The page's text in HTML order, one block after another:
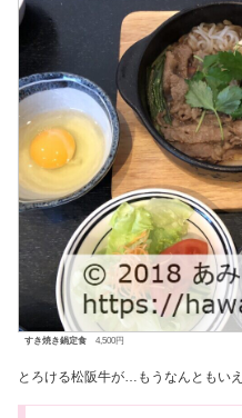
すき焼き鍋定食 4,500円
とろける松阪牛が…もうなんともい